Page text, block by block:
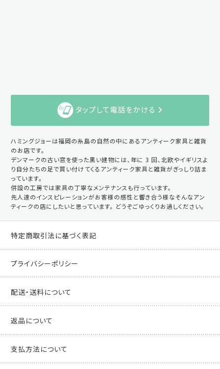
タップして電話をかける
ハミングジョーは福岡の糸島の自然の中にあるアンティーク家具と雑貨
のお店です。
デンマークの古い窓を使った黒い建物には、年に 3 回、北欧やイギリスよ
り自分たちの足で買い付けてくるアンティーク家具と雑貨がぎっしり詰ま
っています。
併設の工房では家具の丁寧なメンテナンスも行っています。
先人達のインスピレーションがお客様の感性と響き合う様なそんなアン
ティークの店にしたいと思っています。 どうぞごゆっくりお過しください。
特定商取引法に基づく表記
プライバシーポリシー
配送・送料について
返品について
支払方法について